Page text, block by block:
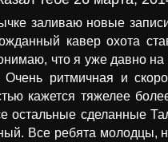
заливаю новые
кавер охота
что я уже давно
Очень ритмичная и
кажется тяжелее
остальные сделанные
Все ребята молодцы,